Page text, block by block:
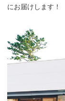
にお届けします！